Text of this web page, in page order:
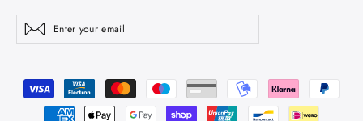
Enter
your
email
SubscribeSubscribe